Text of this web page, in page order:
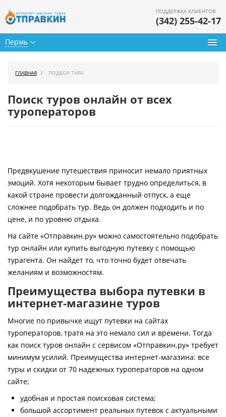
Пермь
ПОДДЕРЖКА КЛИЕНТОВ
(342) 255-42-17
Горящие туры
Страны
Как купить
Контакты
ГЛАВНАЯ ПОДБОР ТУРА
Поиск туров онлайн от всех
туроператоров
Предвкушение путешествия приносит немало приятных
эмоций. Хотя некоторым бывает трудно определиться, в
какой стране провести долгожданный отпуск, а еще
сложнее подобрать тур. Ведь он должен подходить и по
цене, и по уровню отдыха.
На сайте «Отправкин.ру» можно самостоятельно подобрать
тур онлайн или купить выгодную путевку с помощью
турагента. Он найдет то, что точно будет отвечать
желаниям и возможностям.
Преимущества выбора путевки в
интернет-магазине туров
Многие по привычке ищут путевки на сайтах
туроператоров, тратя на это немало сил и времени. Тогда
как поиск туров онлайн с сервисом «Отправкин.ру» требует
минимум усилий. Преимущества интернет-магазина: все
туры и скидки от 70 надежных туроператоров на одном
сайте;
удобная и простая поисковая система;
большой ассортимент реальных путевок с актуальными